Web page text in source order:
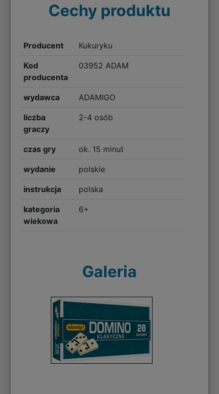
Cechy produktu
Producent Kukuryku
Kod
producenta
03952 ADAM
wydawca ADAMIGO
liczba
graczy
2-4 osób
czas gry ok. 15 minut
wydanie polskie
instrukcja polska
kategoria
wiekowa
6+
Galeria